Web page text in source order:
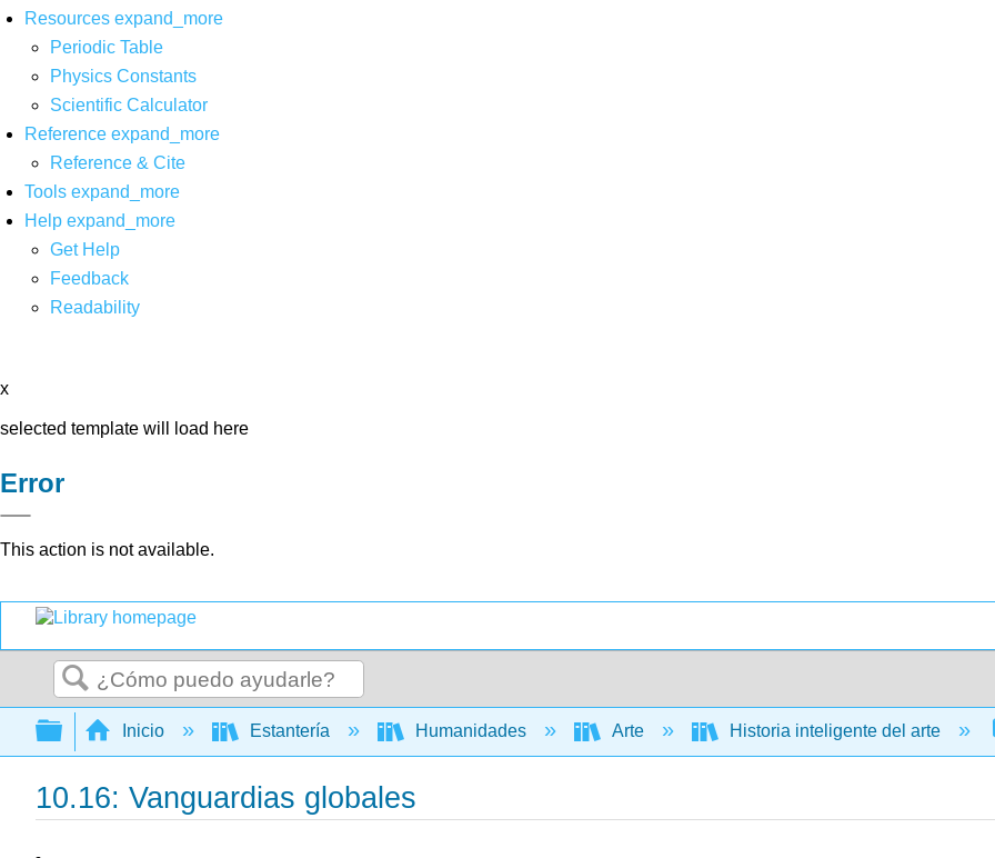
Resources expand_more
Periodic Table
Physics Constants
Scientific Calculator
Reference expand_more
Reference & Cite
Tools expand_more
Help expand_more
Get Help
Feedback
Readability
x
selected template will load here
Error
This action is not available.
Buscar
Expandir/contraer jerarquía global
Inicio Estantería Humanidades Arte Historia inteligente del arte
10.16: Vanguardias globales